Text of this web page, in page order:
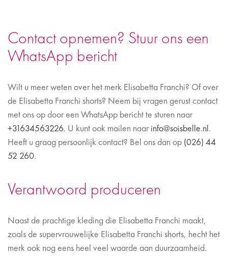
Contact opnemen? Stuur ons een
WhatsApp bericht
Wilt u meer weten over het merk Elisabetta Franchi? Of over
de Elisabetta Franchi shorts? Neem bij vragen gerust contact
met ons op door een WhatsApp bericht te sturen naar
+31634563226. U kunt ook mailen naar info@soisbelle.nl.
Heeft u graag persoonlijk contact? Bel ons dan op (026) 44
52 260.
Verantwoord produceren
Naast de prachtige kleding die Elisabetta Franchi maakt,
zoals de supervrouwelijke Elisabetta Franchi shorts, hecht het
merk ook nog eens heel veel waarde aan duurzaamheid.